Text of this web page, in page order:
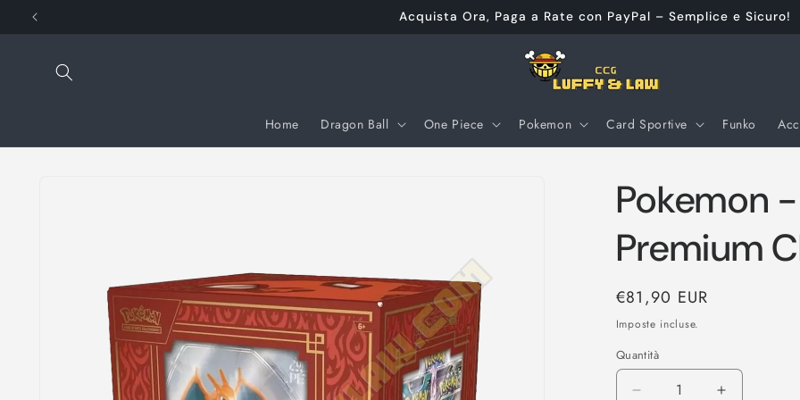
direttamente
ai contenuti
Acquista Ora, Paga a Rate con PayPal – Semplice e Sicuro!
Home Dragon Ball One Piece Pokemon Card Sportive Funko
Pokemon
Premium
Prezzo
di
listino
€81,90 EUR
Imposte incluse.
Quantità